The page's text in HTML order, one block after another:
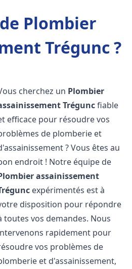
Plombier
Trégunc ?
cherchez un Plombier
Tréguncfiable
efficace pour résoudre vos
de plomberie et
? Vous êtes au
endroit ! Notre équipe de
assainissement
expérimentés est à
disposition pour répondre
toutes vos demandes. Nous
rapidement pour
vos problèmes de
et d'assainissement,